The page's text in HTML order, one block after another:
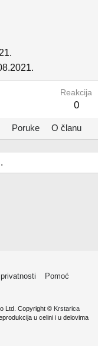
Reakcija
0
Poruke O članu
Pomoć
Ltd. Copyright © Krstarica
u celini i u delovima